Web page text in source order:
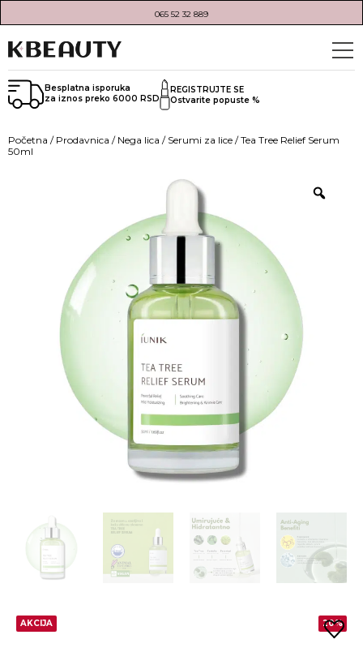
065 52 32 889
Besplatna isporuka
za iznos preko 6000 RSD
REGISTRUJTE SE
Ostvarite popuste %
Početna / Prodavnica / Nega lica / Serumi za lice / Tea Tree Relief Serum
50ml
AKCIJA 20%